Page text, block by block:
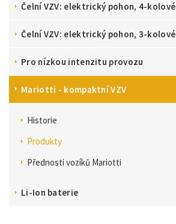
Čelní VZV: elektrický pohon, 4-kolové
Čelní VZV: elektrický pohon, 3-kolové
Pro nízkou intenzitu provozu
Mariotti - kompaktní VZV
Historie
Produkty
Přednosti vozíků Mariotti
Li-Ion baterie